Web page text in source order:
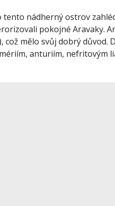
nádherný ostrov
pokojné Aravaky.
což mělo svůj dobrý důvod.
anturiím, nefritovým